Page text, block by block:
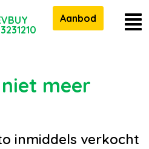
Aanbod
meer
inmiddels verkocht